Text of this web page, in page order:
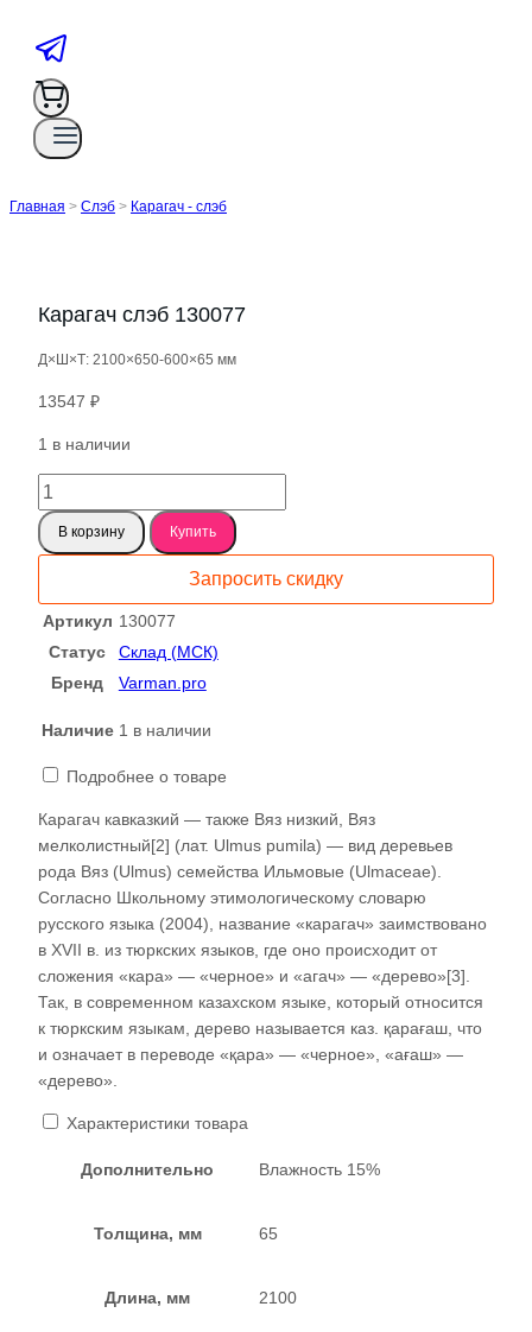
Главная > Слэб > Карагач - слэб
Карагач слэб 130077
Д×Ш×Т: 2100×650-600×65 мм
13547 ₽
1 в наличии
Количество
товара
Карагач
слэб
В корзину Купить
Запросить скидку
Артикул 130077
Статус
Склад (МСК)
Бренд
Varman.pro
Наличие 1 в наличии
Подробнее о товаре
Карагач кавказкий — также Вяз низкий, Вяз
мелколистный[2] (лат. Ulmus pumila) — вид деревьев
рода Вяз (Ulmus) семейства Ильмовые (Ulmaceae).
Согласно Школьному этимологическому словарю
русского языка (2004), название «карагач» заимствовано
в XVII в. из тюркских языков, где оно происходит от
сложения «кара» — «черное» и «агач» — «дерево»[3].
Так, в современном казахском языке, который относится
к тюркским языкам, дерево называется каз. қарағаш, что
и означает в переводе «қара» — «черное», «ағаш» —
«дерево».
Характеристики товара
Дополнительно Влажность 15%
Толщина, мм 65
Длина, мм 2100